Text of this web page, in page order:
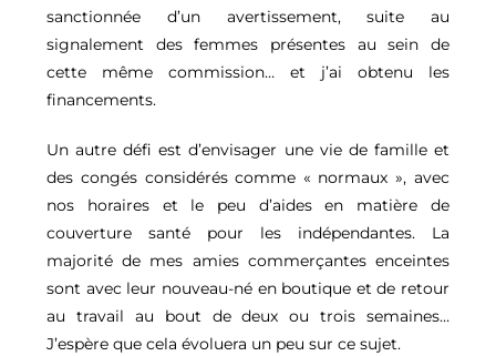
sanctionnée d’un avertissement, suite au
signalement des femmes présentes au sein de
cette même commission… et j’ai obtenu les
financements.
Un autre défi est d’envisager une vie de famille et
des congés considérés comme « normaux », avec
nos horaires et le peu d’aides en matière de
couverture santé pour les indépendantes. La
majorité de mes amies commerçantes enceintes
sont avec leur nouveau-né en boutique et de retour
au travail au bout de deux ou trois semaines…
J’espère que cela évoluera un peu sur ce sujet.